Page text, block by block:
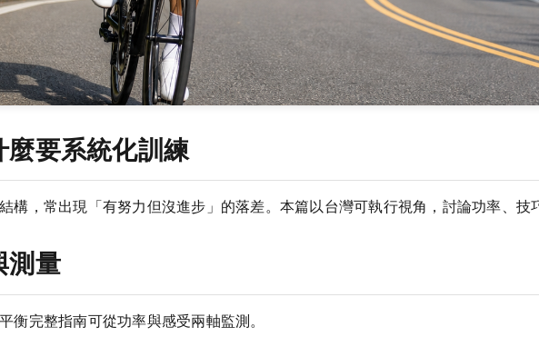
麼要系統化訓練
構，常出現「有努力但沒進步」的落差。本篇以台灣可執行視角，討論功率、技
測量
衡完整指南可從功率與感受兩軸監測。